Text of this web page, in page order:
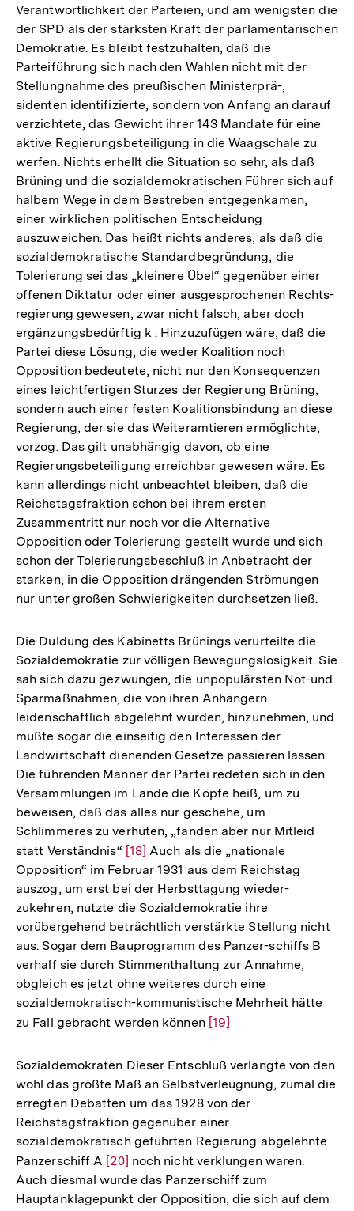
Verantwortlichkeit der Parteien, und am wenigsten die
der SPD als der stärksten Kraft der parlamentarischen
Demokratie. Es bleibt festzuhalten, daß die
Parteiführung sich nach den Wahlen nicht mit der
Stellungnahme des preußischen Ministerprä-,
sidenten identifizierte, sondern von Anfang an darauf
verzichtete, das Gewicht ihrer 143 Mandate für eine
aktive Regierungsbeteiligung in die Waagschale zu
werfen. Nichts erhellt die Situation so sehr, als daß
Brüning und die sozialdemokratischen Führer sich auf
halbem Wege in dem Bestreben entgegenkamen,
einer wirklichen politischen Entscheidung
auszuweichen. Das heißt nichts anderes, als daß die
sozialdemokratische Standardbegründung, die
Tolerierung sei das „kleinere Übel“ gegenüber einer
offenen Diktatur oder einer ausgesprochenen Rechts-
regierung gewesen, zwar nicht falsch, aber doch
ergänzungsbedürftig k . Hinzuzufügen wäre, daß die
Partei diese Lösung, die weder Koalition noch
Opposition bedeutete, nicht nur den Konsequenzen
eines leichtfertigen Sturzes der Regierung Brüning,
sondern auch einer festen Koalitionsbindung an diese
Regierung, der sie das Weiteramtieren ermöglichte,
vorzog. Das gilt unabhängig davon, ob eine
Regierungsbeteiligung erreichbar gewesen wäre. Es
kann allerdings nicht unbeachtet bleiben, daß die
Reichstagsfraktion schon bei ihrem ersten
Zusammentritt nur noch vor die Alternative
Opposition oder Tolerierung gestellt wurde und sich
schon der Tolerierungsbeschluß in Anbetracht der
starken, in die Opposition drängenden Strömungen
nur unter großen Schwierigkeiten durchsetzen ließ.
Die Duldung des Kabinetts Brünings verurteilte die
Sozialdemokratie zur völligen Bewegungslosigkeit. Sie
sah sich dazu gezwungen, die unpopulärsten Not-und
Sparmaßnahmen, die von ihren Anhängern
leidenschaftlich abgelehnt wurden, hinzunehmen, und
mußte sogar die einseitig den Interessen der
Landwirtschaft dienenden Gesetze passieren lassen.
Die führenden Männer der Partei redeten sich in den
Versammlungen im Lande die Köpfe heiß, um zu
beweisen, daß das alles nur geschehe, um
Schlimmeres zu verhüten, „fanden aber nur Mitleid
statt Verständnis“ Zur
Auflösung
der
Fußnote
[18] Auch als die „nationale
Opposition“ im Februar 1931 aus dem Reichstag
auszog, um erst bei der Herbsttagung wieder-
zukehren, nutzte die Sozialdemokratie ihre
vorübergehend beträchtlich verstärkte Stellung nicht
aus. Sogar dem Bauprogramm des Panzer-schiffs B
verhalf sie durch Stimmenthaltung zur Annahme,
obgleich es jetzt ohne weiteres durch eine
sozialdemokratisch-kommunistische Mehrheit hätte
zu Fall gebracht werden können Zur
der
Fußnote
[19]
Sozialdemokraten Dieser Entschluß verlangte von den
wohl das größte Maß an Selbstverleugnung, zumal die
erregten Debatten um das 1928 von der
Reichstagsfraktion gegenüber einer
sozialdemokratisch geführten Regierung abgelehnte
Panzerschiff A Zur
Auflösung
der
[20] noch nicht verklungen waren.
Auch diesmal wurde das Panzerschiff zum
Hauptanklagepunkt der Opposition, die sich auf dem
Zum